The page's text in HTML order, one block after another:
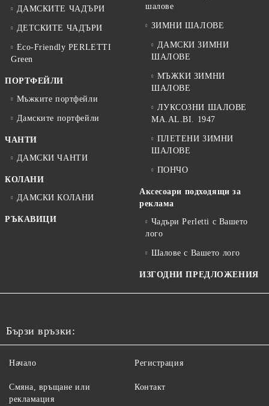
ДАМСКИТЕ ЧАДЪРИ
ДЕТСКИТЕ ЧАДЪРИ
Eco-Friendly PERLETTI
Green
ПОРТФЕЙЛИ
Мъжките портфейли
Дамските портфейли
ЧАНТИ
ДАМСКИ ЧАНТИ
КОЛАНИ
ДАМСКИ КОЛАНИ
РЪКАВИЦИ
шалове
ЗИМНИ ШАЛОВЕ
ДАМСКИ ЗИМНИ
ШАЛОВЕ
МЪЖКИ ЗИМНИ
ШАЛОВЕ
ЛУКСОЗНИ ШАЛОВЕ
MA.AL.BI. 1947
ПЛЕТЕНИ ЗИМНИ
ШАЛОВЕ
ПОНЧО
Аксесоари подходящи за
реклама
Чадъри Perletti с Вашето
лого
Шалове с Вашето лого
ИЗГОДНИ ПРЕДЛОЖЕНИЯ
Бързи връзки:
Начало
Смяна, връщане или
рекламация
Регистрация
Контакт